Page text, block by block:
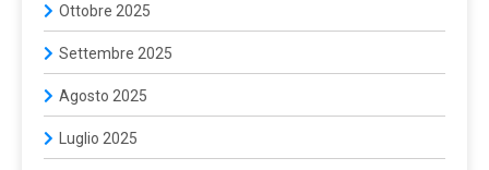
Ottobre 2025
Settembre 2025
Agosto 2025
Luglio 2025